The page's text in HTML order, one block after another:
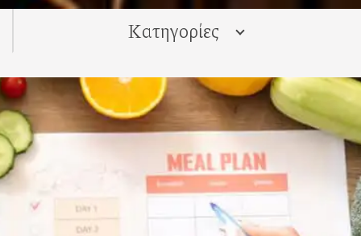
Kατηγορίες
Συνταγές
Διατροφή Ομορφιά και υγεία